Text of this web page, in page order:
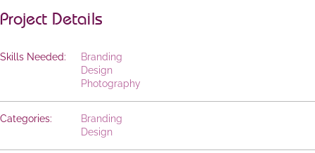
Project Details
Skills Needed:
Branding
Design
Photography
Categories:
Branding
Design